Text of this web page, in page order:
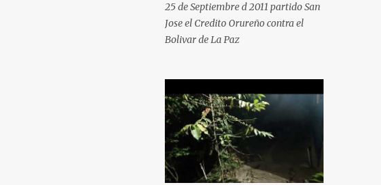
25 de Septiembre d 2011 partido San
Jose el Credito Orureño contra el
Bolivar de La Paz